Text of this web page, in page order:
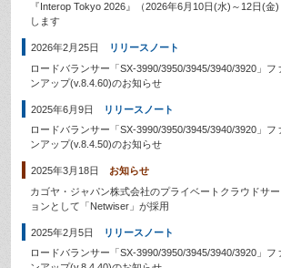
『Interop Tokyo 2026』（2026年6月10日(水)～12日(金
します
2026年2月25日
リリースノート
ロードバランサー「SX-3990/3950/3945/3940/3920」フ
ンアップ(v.8.4.60)のお知らせ
2025年6月9日
リリースノート
ロードバランサー「SX-3990/3950/3945/3940/3920」フ
ンアップ(v.8.4.50)のお知らせ
2025年3月18日
お知らせ
カゴヤ・ジャパン株式会社のプライベートクラウドサ
ョンとして「Netwiser」が採用
2025年2月5日
リリースノート
ロードバランサー「SX-3990/3950/3945/3940/3920」フ